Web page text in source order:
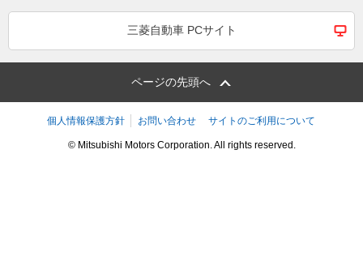
三菱自動車 PCサイト
ページの先頭へ
個人情報保護方針 お問い合わせ サイトのご利用について
© Mitsubishi Motors Corporation. All rights reserved.